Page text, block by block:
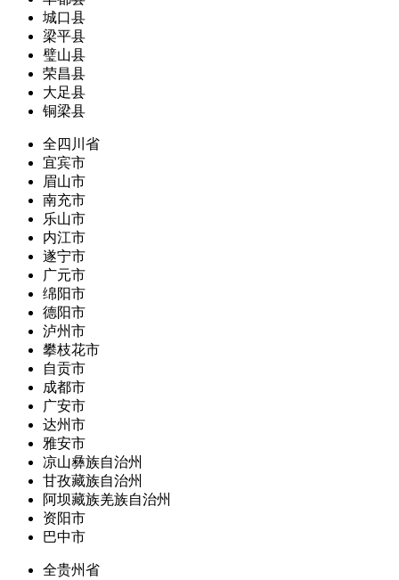
城口县
梁平县
璧山县
荣昌县
大足县
铜梁县
全四川省
宜宾市
眉山市
南充市
乐山市
内江市
遂宁市
广元市
绵阳市
德阳市
泸州市
攀枝花市
自贡市
成都市
广安市
达州市
雅安市
凉山彝族自治州
甘孜藏族自治州
阿坝藏族羌族自治州
资阳市
巴中市
全贵州省